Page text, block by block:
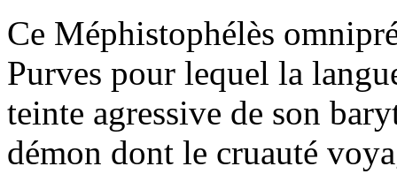
Ce Méphistophélès
Purves pour lequel la
teinte agressive de son
démon dont le cruauté